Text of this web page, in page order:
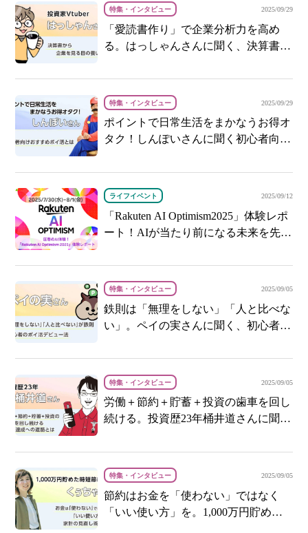
特集・インタビュー 2025/09/29
「愛読書作り」で企業分析力を高め
る。はっしゃんさんに聞く、決算書か
特集・インタビュー 2025/09/29
ポイントで日常生活をまかなうお得オ
タク！しんぽいさんに聞く初心者向け
ライフイベント 2025/09/12
「Rakuten AI Optimism2025」体験レポ
ート！AIが当たり前になる未来を先取
特集・インタビュー 2025/09/05
鉄則は「無理をしない」「人と比べな
い」。ペイの実さんに聞く、初心者の
特集・インタビュー 2025/09/05
労働＋節約＋貯蓄＋投資の歯車を回し
続ける。投資歴23年桶井道さんに聞
特集・インタビュー 2025/09/05
節約はお金を「使わない」ではなく
「いい使い方」を。1,000万円貯めた